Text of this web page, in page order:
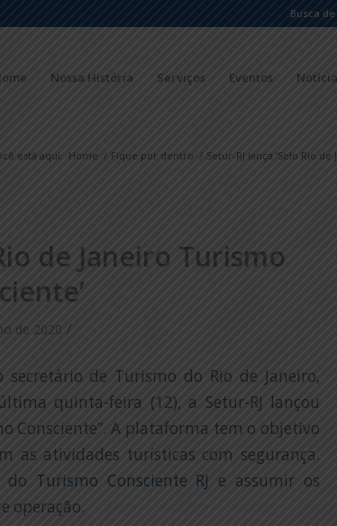
Busca
Nossa História Serviços Eventos
está aqui: Home / Fique por dentro / Setur-RJ lança ‘Selo Rio
de Janeiro Turismo
de 2020 /
de Turismo do Rio de Janeiro,
quinta-feira (12), a Setur-RJ lançou
Consciente”. A plataforma tem o objetivo
as atividades turísticas com segurança.
do Turismo Consciente RJ e assumir os
operação.